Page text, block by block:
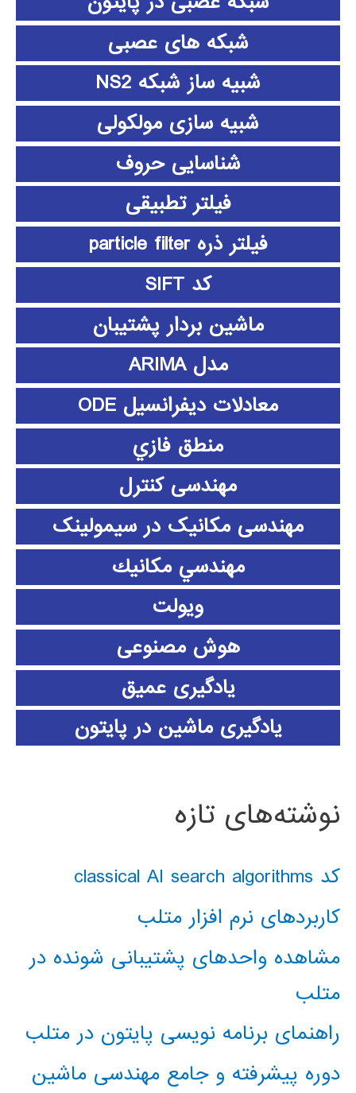
شبکه های عصبی
شبیه ساز شبکه NS2
شبیه سازی مولکولی
شناسایی حروف
فیلتر تطبیقی
فیلتر ذره particle filter
کد SIFT
ماشین بردار پشتیبان
مدل ARIMA
معادلات دیفرانسیل ODE
منطق فازي
مهندسی کنترل
مهندسی مکانیک در سیمولینک
مهندسي مكانيك
ویولت
هوش مصنوعی
یادگیری عمیق
یادگیری ماشین در پایتون
نوشته‌های تازه
کد classical AI search algorithms
کاربردهای نرم افزار متلب
مشاهده واحدهای پشتیبانی شونده در
متلب
راهنمای برنامه نویسی پایتون در متلب
دوره پیشرفته و جامع مهندسی ماشین